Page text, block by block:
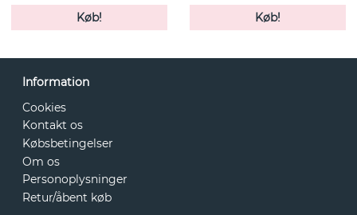
Køb!
Køb!
Information
Cookies
Kontakt os
Købsbetingelser
Om os
Personoplysninger
Retur/åbent køb